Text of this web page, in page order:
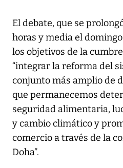
El debate, que se
horas y media el
los objetivos de la
“integrar la reforma del
conjunto más amplio de
que permanecemos
seguridad alimentaria,
y cambio climático y
comercio a través de la
Doha”.